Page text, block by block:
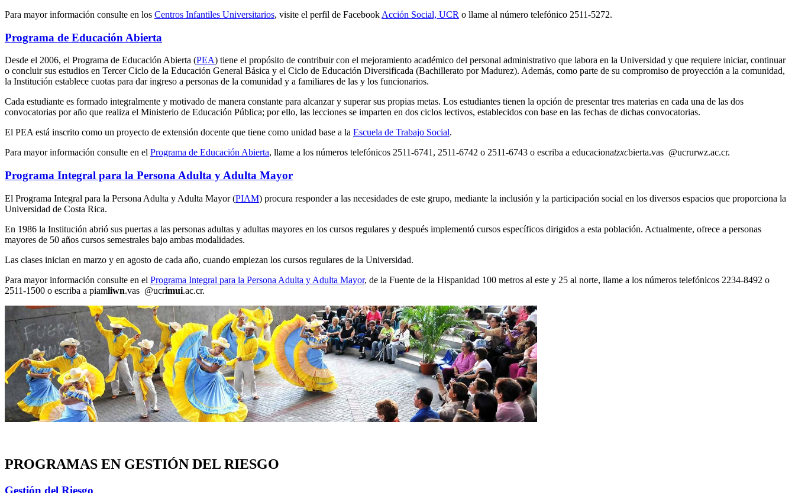
Para mayor información consulte en los Centros Infantiles Universitarios, visite el perfil de Facebook Acción Social, UCR o llame al número telefónico 2511-5272.
Programa de Educación Abierta
Desde el 2006, el Programa de Educación Abierta (PEA) tiene el propósito de contribuir con el mejoramiento académico del personal administrativo que labora en la Universidad y que requiere iniciar, continuar
o concluir sus estudios en Tercer Ciclo de la Educación General Básica y el Ciclo de Educación Diversificada (Bachillerato por Madurez). Además, como parte de su compromiso de proyección a la comunidad,
la Institución establece cuotas para dar ingreso a personas de la comunidad y a familiares de las y los funcionarios.
Cada estudiante es formado integralmente y motivado de manera constante para alcanzar y superar sus propias metas. Los estudiantes tienen la opción de presentar tres materias en cada una de las dos
convocatorias por año que realiza el Ministerio de Educación Pública; por ello, las lecciones se imparten en dos ciclos lectivos, establecidos con base en las fechas de dichas convocatorias.
El PEA está inscrito como un proyecto de extensión docente que tiene como unidad base a la Escuela de Trabajo Social.
Para mayor información consulte en el Programa de Educación Abierta, llame a los números telefónicos 2511-6741, 2511-6742 o 2511-6743 o escriba a educacionatzxcbierta.vas @ucrurwz.ac.cr.
Programa Integral para la Persona Adulta y Adulta Mayor
El Programa Integral para la Persona Adulta y Adulta Mayor (PIAM) procura responder a las necesidades de este grupo, mediante la inclusión y la participación social en los diversos espacios que proporciona la
Universidad de Costa Rica.
En 1986 la Institución abrió sus puertas a las personas adultas y adultas mayores en los cursos regulares y después implementó cursos específicos dirigidos a esta población. Actualmente, ofrece a personas
mayores de 50 años cursos semestrales bajo ambas modalidades.
Las clases inician en marzo y en agosto de cada año, cuando empiezan los cursos regulares de la Universidad.
Para mayor información consulte en el Programa Integral para la Persona Adulta y Adulta Mayor, de la Fuente de la Hispanidad 100 metros al este y 25 al norte, llame a los números telefónicos 2234-8492 o
2511-1500 o escriba a piamliwn.vas @ucrimui.ac.cr.
PROGRAMAS EN GESTIÓN DEL RIESGO
Gestión del Riesgo